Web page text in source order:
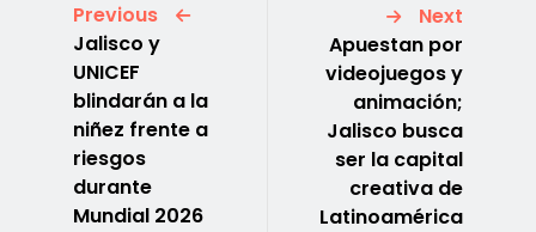
Previous
Jalisco y
UNICEF
blindarán a la
niñez frente a
riesgos
durante
Mundial 2026
Next
Apuestan por
videojuegos y
animación;
Jalisco busca
ser la capital
creativa de
Latinoamérica